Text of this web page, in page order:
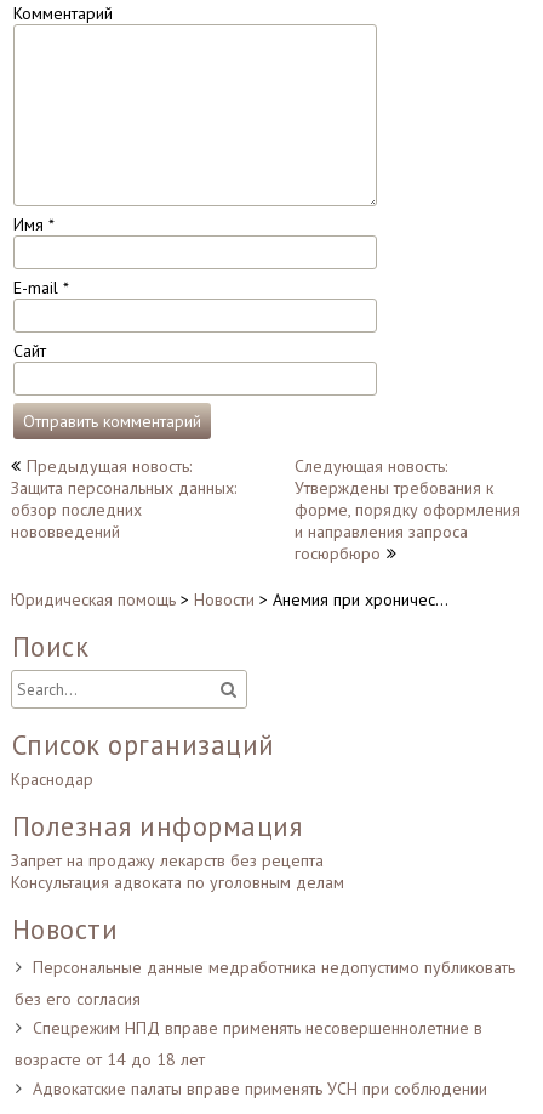
Комментарий
Имя *
E-mail *
Сайт
Навигация
по
записям
Предыдущая новость:
Защита персональных данных:
обзор последних
нововведений
Следующая новость:
Утверждены требования к
форме, порядку оформления
и направления запроса
госюрбюро
Юридическая помощь> Новости > Анемия при хроничес…
Поиск
Список организаций
Краснодар
Полезная информация
Запрет на продажу лекарств без рецепта
Консультация адвоката по уголовным делам
Новости
Персональные данные медработника недопустимо публиковать
без его согласия
Спецрежим НПД вправе применять несовершеннолетние в
возрасте от 14 до 18 лет
Адвокатские палаты вправе применять УСН при соблюдении